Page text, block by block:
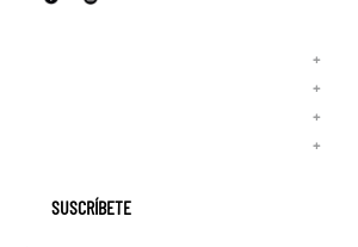
+
+
+
+
SUSCRÍBETE